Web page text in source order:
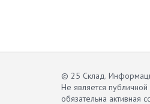
© 25 Склад.
Не является
обязательна активная